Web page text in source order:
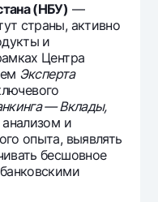
Milliy
(НБУ) —
страны, активно
и
Центра
Эксперта
— Вклады,
анализом и
опыта, выявлять
бесшовное